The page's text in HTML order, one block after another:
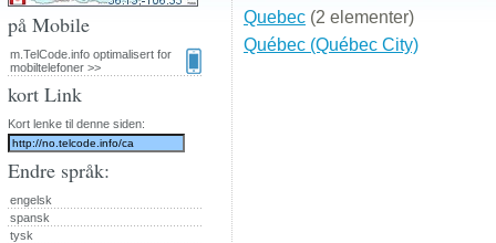
Quebec (2 elementer)
Québec (Québec City)
på Mobile
m.TelCode.info optimalisert for
mobiltelefoner >>
kort Link
Kort lenke til denne siden:
Endre språk:
engelsk
spansk
tysk